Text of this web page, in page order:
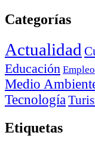
Categorías
Actualidad
Educación Empleo
Medio
Tecnología
Etiquetas